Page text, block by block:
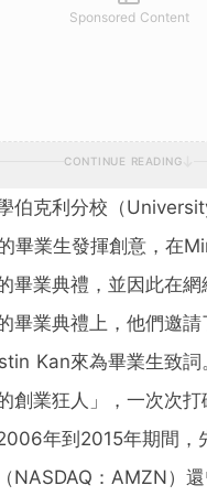
Sponsored Content
CONTINUE READING
伯克利分校（
畢業生發揮創意，在
畢業典禮，並因此在網
畢業典禮上，他們邀
Kan來為畢業生致
創業狂人」，一次次
年到2015年期間，
NASDAQ：AMZN）